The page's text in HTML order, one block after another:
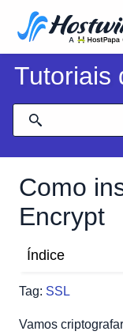
Tutoriais
Como
Encrypt
Tag: SSL
Índice
Fedora
Debian
Vamos